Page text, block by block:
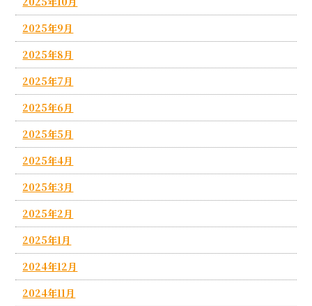
2025年9月
2025年8月
2025年7月
2025年6月
2025年5月
2025年4月
2025年3月
2025年2月
2025年1月
2024年12月
2024年11月